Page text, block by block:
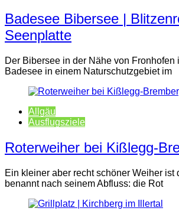
Badesee Bibersee |
Seenplatte
Der Bibersee in der Nähe von Fronhofen
Badesee in einem Naturschutzgebiet im
Allgäu
Ausflugsziele
Roterweiher bei Kißlegg-
Ein kleiner aber recht schöner Weiher ist
benannt nach seinem Abfluss: die Rot